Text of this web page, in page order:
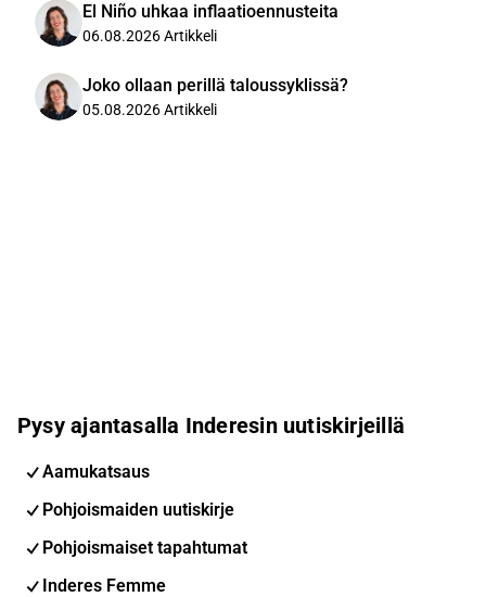
El Niño uhkaa inflaatioennusteita
06.08.2026Artikkeli
Joko ollaan perillä taloussyklissä?
05.08.2026Artikkeli
Pysy ajantasalla Inderesin uutiskirjeillä
Aamukatsaus
Pohjoismaiden uutiskirje
Pohjoismaiset tapahtumat
Inderes Femme